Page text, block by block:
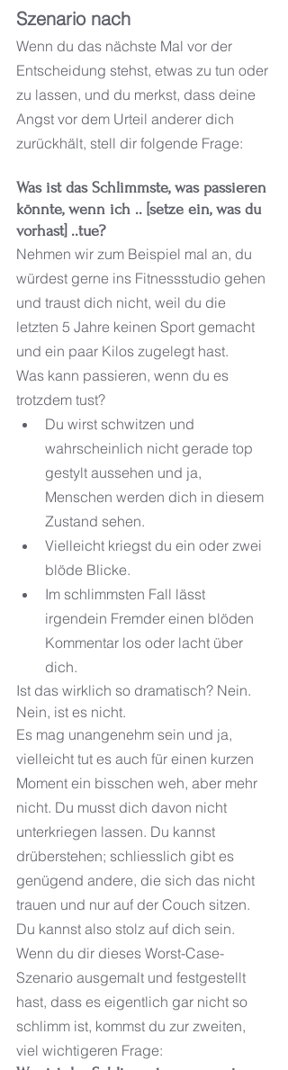
Szenario nach
Wenn du das nächste Mal vor der
Entscheidung stehst, etwas zu tun oder
zu lassen, und du merkst, dass deine
Angst vor dem Urteil anderer dich
zurückhält, stell dir folgende Frage:
Was ist das Schlimmste, was passieren
könnte, wenn ich .. [setze ein, was du
vorhast] ..tue?
Nehmen wir zum Beispiel mal an, du
würdest gerne ins Fitnessstudio gehen
und traust dich nicht, weil du die
letzten 5 Jahre keinen Sport gemacht
und ein paar Kilos zugelegt hast.
Was kann passieren, wenn du es
trotzdem tust?
Du wirst schwitzen und
wahrscheinlich nicht gerade top
gestylt aussehen und ja,
Menschen werden dich in diesem
Zustand sehen.
Vielleicht kriegst du ein oder zwei
blöde Blicke.
Im schlimmsten Fall lässt
irgendein Fremder einen blöden
Kommentar los oder lacht über
dich.
Ist das wirklich so dramatisch? Nein.
Nein, ist es nicht.
Es mag unangenehm sein und ja,
vielleicht tut es auch für einen kurzen
Moment ein bisschen weh, aber mehr
nicht. Du musst dich davon nicht
unterkriegen lassen. Du kannst
drüberstehen; schliesslich gibt es
genügend andere, die sich das nicht
trauen und nur auf der Couch sitzen.
Du kannst also stolz auf dich sein.
Wenn du dir dieses Worst-Case-
Szenario ausgemalt und festgestellt
hast, dass es eigentlich gar nicht so
schlimm ist, kommst du zur zweiten,
viel wichtigeren Frage: